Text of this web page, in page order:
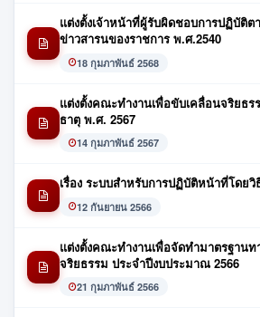
แต่งตั้งเจ้าหน้าที่ผู้รับผิดชอบการปฏิบัติ
ข่าวสารนของราชการ พ.ศ.2540
18 กุมภาพันธ์ 2568
แต่งตั้งคณะทำงานเพื่อขับเคลื่อนจริยธร
ธาตุ พ.ศ. 2567
14 กุมภาพันธ์ 2567
เรื่อง ระบบสำหรับการปฏิบัติหน้าที่โดย
12 กันยายน 2566
แต่งตั้งคณะทำงานเพื่อจัดทำมาตรฐาน
จริยธรรม ประจำปีงบประมาณ 2566
21 กุมภาพันธ์ 2566